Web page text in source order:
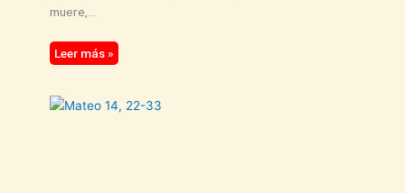
muere,
Leer más »